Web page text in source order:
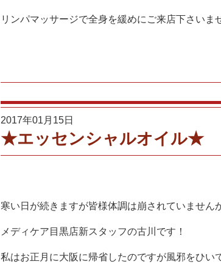
リンパマッサージで全身を緩めにご来店下さいま
2017年01月15日
★エッセンシャルオイル★
寒い日が続きますが皆様体調は崩されていません
メディケア目黒店新スタッフの古川です！
私はお正月に大阪に帰省したのですが風邪をひい